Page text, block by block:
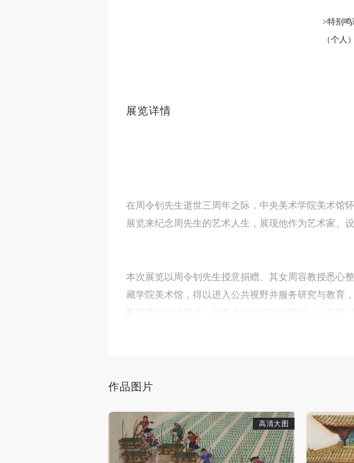
>特别鸣
（个人
展览详情
在周令钊先生逝世三周年之际，中央美术学院美术
展览来纪念周先生的艺术人生，展现他作为艺术家、
本次展览以周令钊先生授意捐赠、其女周容教授悉心
藏学院美术馆，得以进入公共视野并服务研究与教育
周令钊先生的艺术生涯，始终与中国近现代的历史进
办“为新中国造型：周令钊先生百岁艺术展”，初步
更深入的研究，着重探讨周令钊先生的艺术精神及其
博的题材、多样的媒介回应时代，以鲜明的视觉指向
作品图片
高清大图